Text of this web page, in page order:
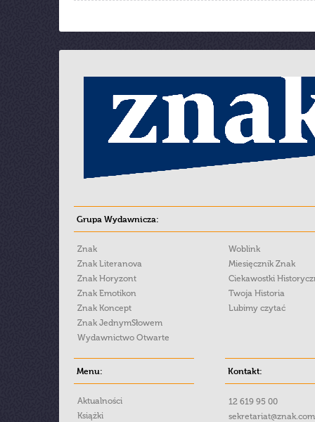
Grupa Wydawnicza:
Znak
Znak Literanova
Znak Horyzont
Znak Emotikon
Znak Koncept
Znak JednymSłowem
Wydawnictwo Otwarte
Woblink
Miesięcznik Znak
Ciekawostki
Twoja Historia
Lubimy czytać
Menu:
Aktualności
Książki
Kontakt:
12 619 95 00